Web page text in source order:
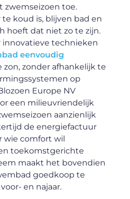
zwemseizoen toe.
koud is, blijven bad en
hoeft dat niet zo te zijn.
innovatieve technieken
eenvoudig
zonder afhankelijk te
op
Europe NV
een milieuvriendelijk
aanzienlijk
de energiefactuur
wie comfort wil
toekomstgerichte
maakt het bovendien
goedkoop te
en najaar.